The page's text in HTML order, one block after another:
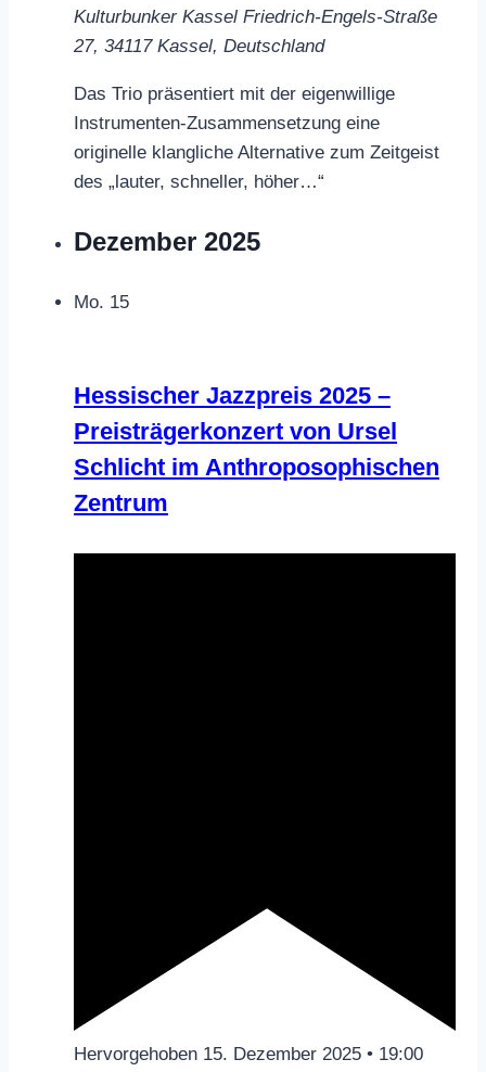
Kulturbunker Kassel Friedrich-Engels-Straße
27, 34117 Kassel, Deutschland
Das Trio präsentiert mit der eigenwillige
Instrumenten-Zusammensetzung eine
originelle klangliche Alternative zum Zeitgeist
des „lauter, schneller, höher…“
Dezember 2025
Mo. 15
Hessischer Jazzpreis 2025 –
Preisträgerkonzert von Ursel
Schlicht im Anthroposophischen
Zentrum
Hervorgehoben 15. Dezember 2025 • 19:00